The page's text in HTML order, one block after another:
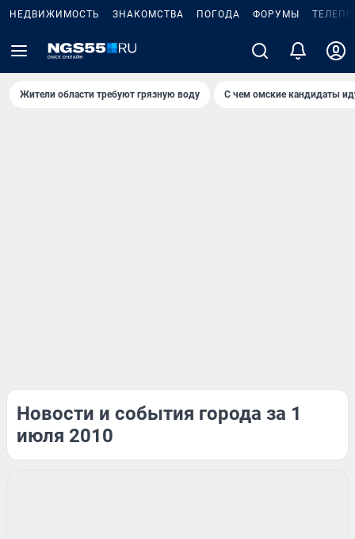
НЕДВИЖИМОСТЬ ЗНАКОМСТВА ПОГОДА ФОРУМЫ
Жители области требуют грязную воду С чем омские кандидаты
Новости и события города за 1
июля 2010